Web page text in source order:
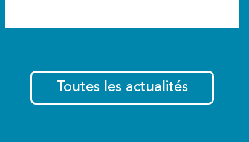
Toutes les actualités